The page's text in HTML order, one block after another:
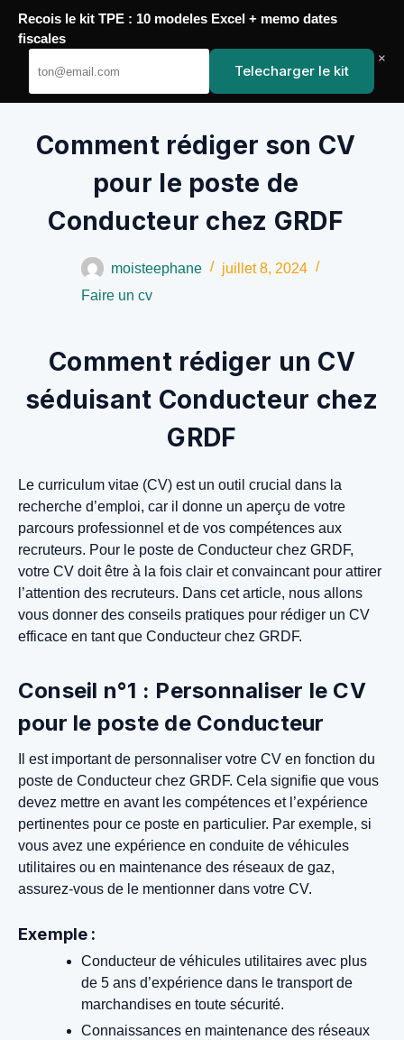
Passer
au
contenu
YoupiJobs
Comment rédiger son CV
pour le poste de
Conducteur chez GRDF
moisteephane
juillet 8, 2024
Faire un cv
Comment rédiger un CV
séduisant Conducteur chez
GRDF
Le curriculum vitae (CV) est un outil crucial dans la
recherche d’emploi, car il donne un aperçu de votre
parcours professionnel et de vos compétences aux
recruteurs. Pour le poste de Conducteur chez GRDF,
votre CV doit être à la fois clair et convaincant pour attirer
l’attention des recruteurs. Dans cet article, nous allons
vous donner des conseils pratiques pour rédiger un CV
efficace en tant que Conducteur chez GRDF.
Conseil n°1 : Personnaliser le CV
pour le poste de Conducteur
Il est important de personnaliser votre CV en fonction du
poste de Conducteur chez GRDF. Cela signifie que vous
devez mettre en avant les compétences et l’expérience
pertinentes pour ce poste en particulier. Par exemple, si
vous avez une expérience en conduite de véhicules
utilitaires ou en maintenance des réseaux de gaz,
assurez-vous de le mentionner dans votre CV.
Exemple :
Conducteur de véhicules utilitaires avec plus
de 5 ans d’expérience dans le transport de
marchandises en toute sécurité.
Connaissances en maintenance des réseaux
Recois le kit TPE : 10 modeles Excel + memo dates
fiscales
Telecharger le kit
×